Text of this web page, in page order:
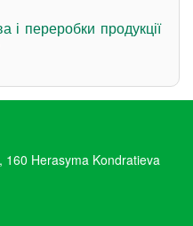
і переробки продукції
160 Herasyma Kondratieva